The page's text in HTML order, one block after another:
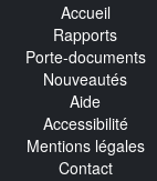
Accueil
Rapports
Porte-documents
Nouveautés
Aide
Accessibilité
Mentions légales
Contact